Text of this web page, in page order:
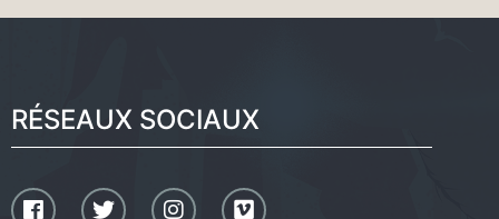
RÉSEAUX SOCIAUX